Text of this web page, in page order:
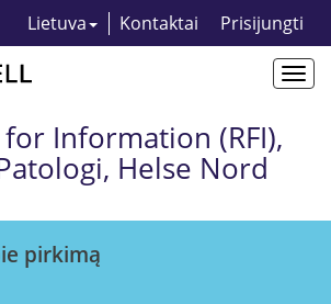
Lietuva Kontaktai Prisijungti
Information (RFI),
Helse Nord
pirkimą